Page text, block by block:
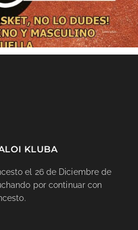
KLUBA
el 26 de Diciembre de
por continuar con